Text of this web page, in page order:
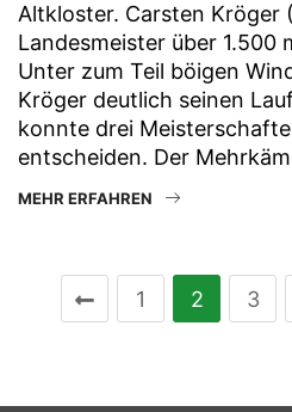
Altkloster. Carsten Kröger
Landesmeister über 1.500
Unter zum Teil böigen
Kröger deutlich seinen
konnte drei
entscheiden. Der
MEHR ERFAHREN
1 2 3